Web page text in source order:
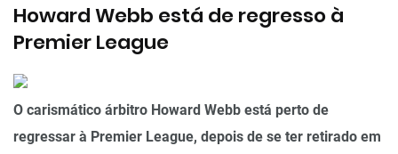
Howard Webb está de regresso à
Premier League
O carismático árbitro Howard Webb está perto de
regressar à Premier League, depois de se ter retirado em